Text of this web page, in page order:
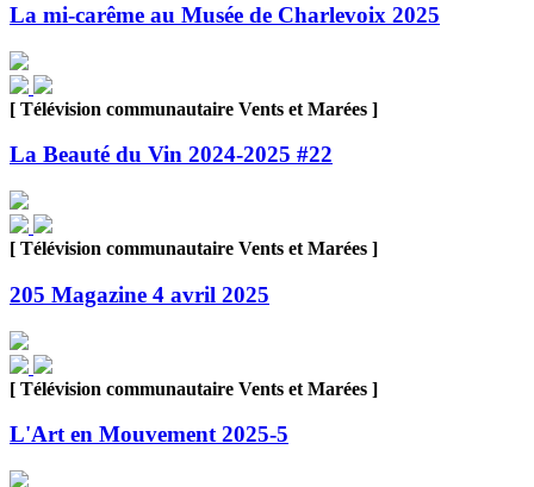
La mi-carême au Musée de Charlevoix 2025
[ Télévision communautaire Vents et Marées ]
La Beauté du Vin 2024-2025 #22
[ Télévision communautaire Vents et Marées ]
205 Magazine 4 avril 2025
[ Télévision communautaire Vents et Marées ]
L'Art en Mouvement 2025-5